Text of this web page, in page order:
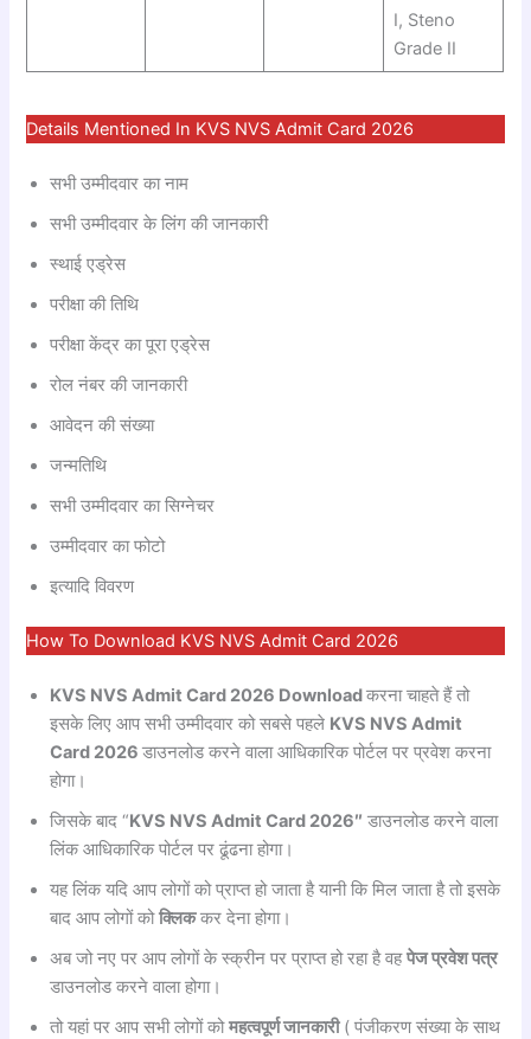
I, Steno
Grade II
Details Mentioned In KVS NVS Admit Card 2026
सभी उम्मीदवार का नाम
सभी उम्मीदवार के लिंग की जानकारी
स्थाई एड्रेस
परीक्षा की तिथि
परीक्षा केंद्र का पूरा एड्रेस
रोल नंबर की जानकारी
आवेदन की संख्या
जन्मतिथि
सभी उम्मीदवार का सिग्नेचर
उम्मीदवार का फोटो
इत्यादि विवरण
How To Download KVS NVS Admit Card 2026
KVS NVS Admit Card 2026 Downloadकरना चाहते हैं तो
इसके लिए आप सभी उम्मीदवार को सबसे पहले KVS NVS Admit
Card 2026डाउनलोड करने वाला आधिकारिक पोर्टल पर प्रवेश करना
होगा।
जिसके बाद “KVS NVS Admit Card 2026″ डाउनलोड करने वाला
लिंक आधिकारिक पोर्टल पर ढूंढना होगा।
यह लिंक यदि आप लोगों को प्राप्त हो जाता है यानी कि मिल जाता है तो इसके
बाद आप लोगों कोक्लिककर देना होगा।
अब जो नए पर आप लोगों के स्क्रीन पर प्राप्त हो रहा है वहपेज प्रवेश पत्र
डाउनलोड करने वाला होगा।
तो यहां पर आप सभी लोगों कोमहत्वपूर्ण जानकारी( पंजीकरण संख्या के साथ